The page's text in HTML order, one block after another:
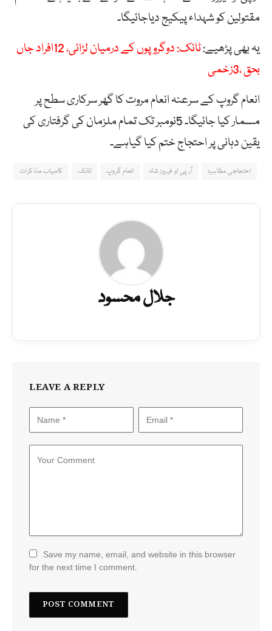
مقتولین کو شہداء پیکیج دیاجائیگا۔
یہ بھی پڑھیے:
ٹانک: دوگروپوں کے درمیان لڑائی، 12افراد جاں
بحق ،3زخمی
انعام گروپ کے سرعنہ انعام مروت کا گھر سرکاری سطح پر
مسمار کیا جائیگا۔ 5نومبر تک تمام ملزمان کی گرفتاری کی
یقین دہانی پر احتجاج ختم کیا گیاہے۔
احتجاجی مظاہرہ آرپی او فیروز شاہ انعام گروپ ٹانک کامیاب مذاکرات
جلال محسود
LEAVE A REPLY
Save my name, email, and website in this browser
for the next time I comment.